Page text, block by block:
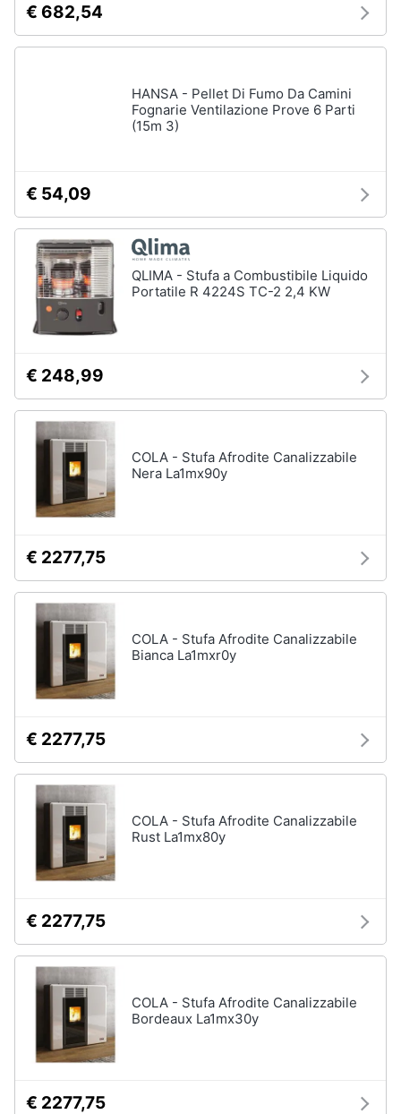
€ 682,54
HANSA - Pellet Di Fumo Da Camini
Fognarie Ventilazione Prove 6 Parti
(15m 3)
€ 54,09
QLIMA - Stufa a Combustibile Liquido
Portatile R 4224S TC-2 2,4 KW
€ 248,99
COLA - Stufa Afrodite Canalizzabile
Nera La1mx90y
€ 2277,75
COLA - Stufa Afrodite Canalizzabile
Bianca La1mxr0y
€ 2277,75
COLA - Stufa Afrodite Canalizzabile
Rust La1mx80y
€ 2277,75
COLA - Stufa Afrodite Canalizzabile
Bordeaux La1mx30y
€ 2277,75